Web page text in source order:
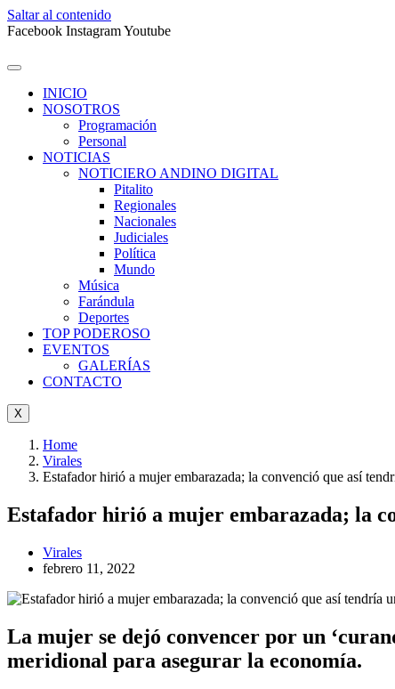
Saltar al contenido
Facebook InstagramYoutube
INICIO
NOSOTROS
Programación
Personal
NOTICIAS
NOTICIERO ANDINO DIGITAL
Pitalito
Regionales
Nacionales
Judiciales
Política
Mundo
Música
Farándula
Deportes
TOP PODEROSO
EVENTOS
GALERÍAS
CONTACTO
X
Home
Virales
Estafador hirió a mujer embarazada; la convenció que así
Estafador hirió a mujer embarazada; la
Virales
febrero 11, 2022
La mujer se dejó convencer por un
meridional para asegurar la economía.